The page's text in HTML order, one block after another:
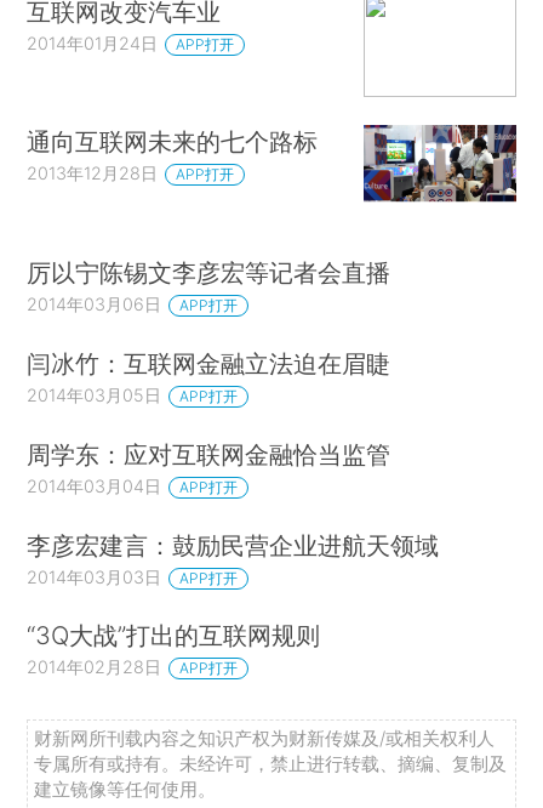
互联网改变汽车业
2014年01月24日 APP打开
通向互联网未来的七个路标
2013年12月28日 APP打开
厉以宁陈锡文李彦宏等记者会直播
2014年03月06日 APP打开
闫冰竹：互联网金融立法迫在眉睫
2014年03月05日 APP打开
周学东：应对互联网金融恰当监管
2014年03月04日 APP打开
李彦宏建言：鼓励民营企业进航天领域
2014年03月03日 APP打开
“3Q大战”打出的互联网规则
2014年02月28日 APP打开
财新网所刊载内容之知识产权为财新传媒及/或相关权利人
专属所有或持有。未经许可，禁止进行转载、摘编、复制及
建立镜像等任何使用。